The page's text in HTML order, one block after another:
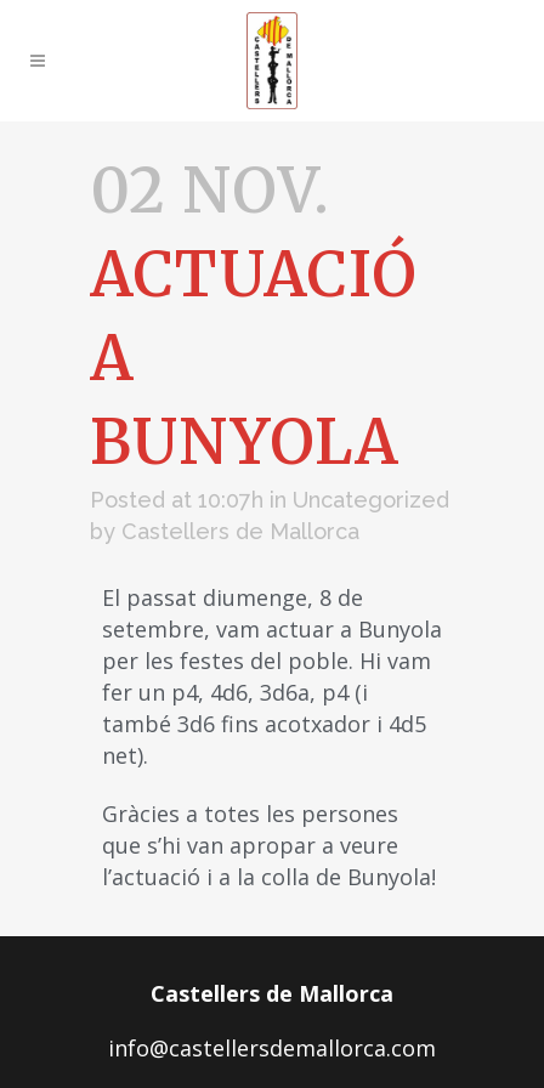
02 NOV.
ACTUACIÓ
A
BUNYOLA
Posted at 10:07h in Uncategorized
by Castellers de Mallorca
El passat diumenge, 8 de
setembre, vam actuar a Bunyola
per les festes del poble. Hi vam
fer un p4, 4d6, 3d6a, p4 (i
també 3d6 fins acotxador i 4d5
net).
Gràcies a totes les persones
que s’hi van apropar a veure
l’actuació i a la colla de Bunyola!
Castellers de Mallorca
info@castellersdemallorca.com